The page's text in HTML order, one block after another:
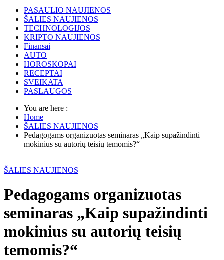
PASAULIO NAUJIENOS
ŠALIES NAUJIENOS
TECHNOLOGIJOS
KRIPTO NAUJIENOS
Finansai
AUTO
HOROSKOPAI
RECEPTAI
SVEIKATA
PASLAUGOS
You are here :
Home
ŠALIES NAUJIENOS
Pedagogams organizuotas seminaras „Kaip supažindinti
mokinius su autorių teisių temomis?“
ŠALIES NAUJIENOS
Pedagogams organizuotas
seminaras „Kaip supažindinti
mokinius su autorių teisių
temomis?“